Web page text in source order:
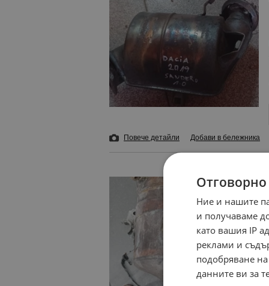
Повече детайли Добави в бележника
Ние и нашите
и получаваме
като вашия IP
реклами и
подобряване на
данните ви за